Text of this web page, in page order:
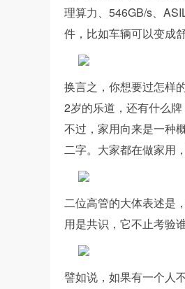
理算力、546GB/s、
件，比如车辆可以变成
换言之，你想要过怎样
2岁的乐道，还有什么牌
不过，家用向来是一种
二字。大家都在做家用
二位高管的大体表述是
用是共识，它不止考验
譬如说，如果有一个人